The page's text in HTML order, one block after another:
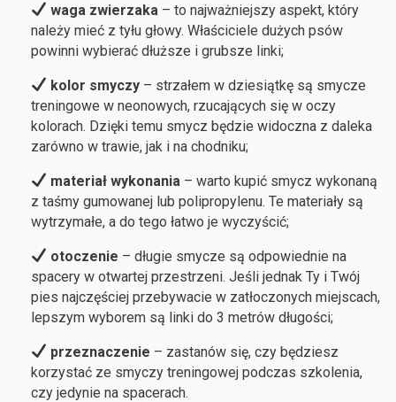
waga zwierzaka – to najważniejszy aspekt, który
należy mieć z tyłu głowy. Właściciele dużych psów
powinni wybierać dłuższe i grubsze linki;
kolor smyczy – strzałem w dziesiątkę są smycze
treningowe w neonowych, rzucających się w oczy
kolorach. Dzięki temu smycz będzie widoczna z daleka
zarówno w trawie, jak i na chodniku;
materiał wykonania – warto kupić smycz wykonaną
z taśmy gumowanej lub polipropylenu. Te materiały są
wytrzymałe, a do tego łatwo je wyczyścić;
otoczenie – długie smycze są odpowiednie na
spacery w otwartej przestrzeni. Jeśli jednak Ty i Twój
pies najczęściej przebywacie w zatłoczonych miejscach,
lepszym wyborem są linki do 3 metrów długości;
przeznaczenie – zastanów się, czy będziesz
korzystać ze smyczy treningowej podczas szkolenia,
czy jedynie na spacerach.